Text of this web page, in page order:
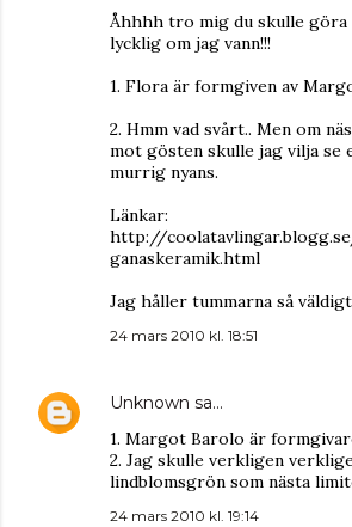
Åhhhh tro mig du skulle göra
lycklig om jag vann!!!
1. Flora är formgiven av
2. Hmm vad svårt.. Men om
mot gösten skulle jag vilja
murrig nyans.
Länkar:
http://
ganaskeramik.html
Jag håller tummarna så
24 mars 2010 kl. 18:51
Unknown sa…
1. Margot Barolo är
2. Jag skulle verkligen
lindblomsgrön som nästa
24 mars 2010 kl. 19:14